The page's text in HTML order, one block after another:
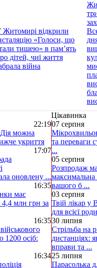
Житомирі відкрили
«Голоси, що
тишею» в пам’ять
дітей, чиї життя
війна
Цікавинка
22:19
можна
укриття
17:07
оновлену ...
16:35
має
млн грн за
16:35
1200 осіб:
16:34
07 серпня
та переваги
...
05 серпня
Розпродаж
максимальна
вашого б ...
03 серпня
Твій лікар у
для всієї
30 липня
Стрільба на
дистанціях:
вправи та ...
25 липня
Парасолька